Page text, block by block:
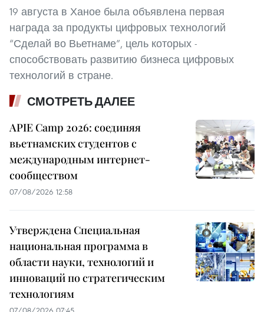
19 августа в Ханое была объявлена первая
награда за продукты цифровых технологий
“Сделай во Вьетнаме”, цель которых -
способствовать развитию бизнеса цифровых
технологий в стране.
СМОТРЕТЬ ДАЛЕЕ
APIE Camp 2026: соединяя
вьетнамских студентов с
международным интернет-
сообществом
07/08/2026 12:58
Утверждена Специальная
национальная программа в
области науки, технологий и
инноваций по стратегическим
технологиям